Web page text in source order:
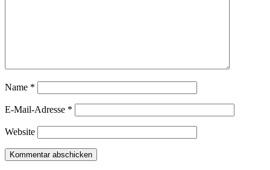
Name *
E-Mail-Adresse *
Website